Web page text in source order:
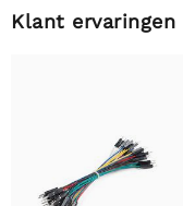
Klant ervaringen